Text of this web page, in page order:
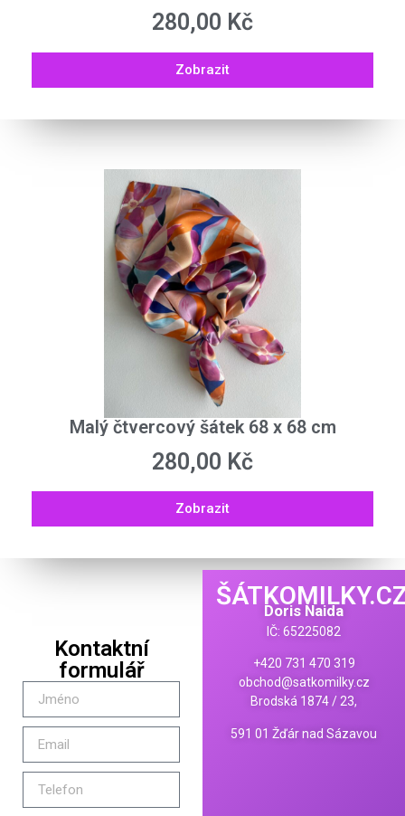
280,00 Kč
Zobrazit
Malý čtvercový šátek 68 x 68 cm
280,00 Kč
Zobrazit
Kontaktní
formulář
Doris Naida
IČ: 65225082
+420 731 470 319
obchod@satkomilky.cz
Brodská 1874 / 23,
591 01 Žďár nad Sázavou